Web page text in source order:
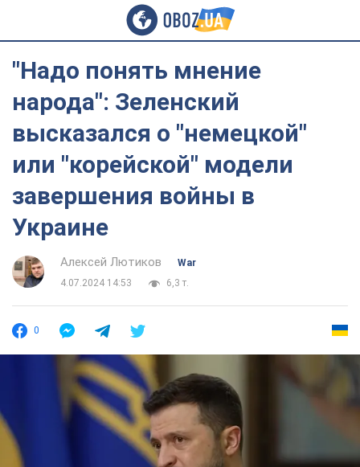
"Надо понять мнение
народа": Зеленский
высказался о "немецкой"
или "корейской" модели
завершения войны в
Украине
Алексей Лютиков
War
4.07.2024 14:53
6,3 т.
0